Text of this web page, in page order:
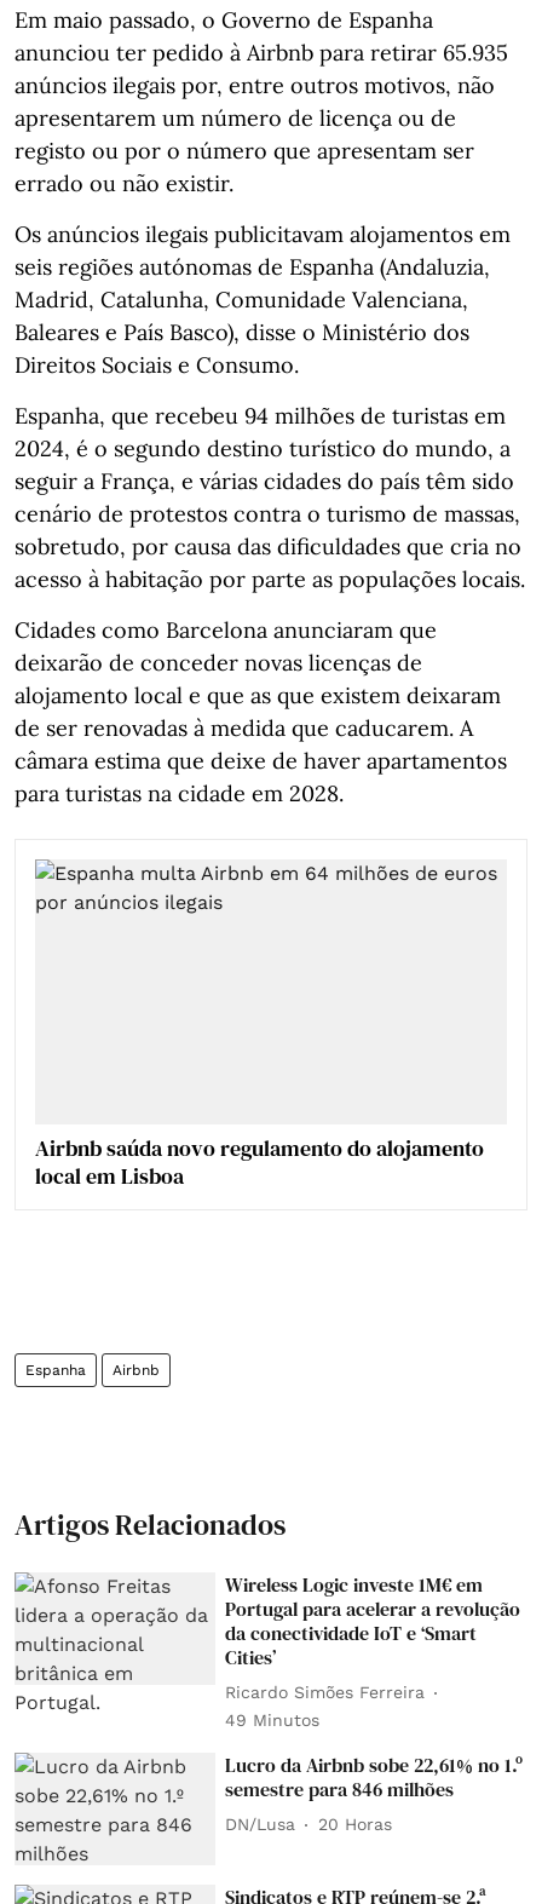
Em maio passado, o Governo de Espanha
anunciou ter pedido à Airbnb para retirar 65.935
anúncios ilegais por, entre outros motivos, não
apresentarem um número de licença ou de
registo ou por o número que apresentam ser
errado ou não existir.
Os anúncios ilegais publicitavam alojamentos em
seis regiões autónomas de Espanha (Andaluzia,
Madrid, Catalunha, Comunidade Valenciana,
Baleares e País Basco), disse o Ministério dos
Direitos Sociais e Consumo.
Espanha, que recebeu 94 milhões de turistas em
2024, é o segundo destino turístico do mundo, a
seguir a França, e várias cidades do país têm sido
cenário de protestos contra o turismo de massas,
sobretudo, por causa das dificuldades que cria no
acesso à habitação por parte as populações locais.
Cidades como Barcelona anunciaram que
deixarão de conceder novas licenças de
alojamento local e que as que existem deixaram
de ser renovadas à medida que caducarem. A
câmara estima que deixe de haver apartamentos
para turistas na cidade em 2028.
Airbnb saúda novo regulamento do alojamento
local em Lisboa
Espanha Airbnb
Artigos Relacionados
Wireless Logic investe 1M€ em
Portugal para acelerar a revolução
da conectividade IoT e ‘Smart
Cities’
Ricardo Simões Ferreira
49 Minutos
Lucro da Airbnb sobe 22,61% no 1.º
semestre para 846 milhões
DN/Lusa 20 Horas
Sindicatos e RTP reúnem-se 2.ª